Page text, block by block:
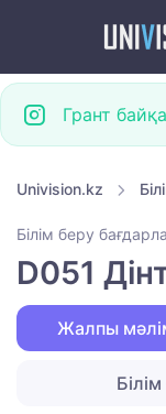
Грант
Univision.kz
Білім беру
D051
Жалпы